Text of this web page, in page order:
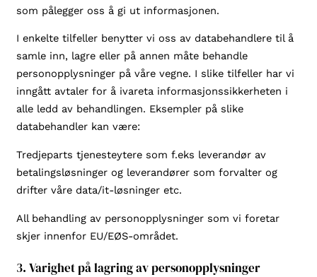
som pålegger oss å gi ut informasjonen.
I enkelte tilfeller benytter vi oss av databehandlere til å
samle inn, lagre eller på annen måte behandle
personopplysninger på våre vegne. I slike tilfeller har vi
inngått avtaler for å ivareta informasjonssikkerheten i
alle ledd av behandlingen. Eksempler på slike
databehandler kan være:
Tredjeparts tjenesteytere som f.eks leverandør av
betalingsløsninger og leverandører som forvalter og
drifter våre data/it-løsninger etc.
All behandling av personopplysninger som vi foretar
skjer innenfor EU/EØS-området.
3. Varighet på lagring av personopplysninger